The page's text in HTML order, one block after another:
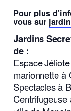
Pour plus
vous sur
Jardins
de :
Espace Jéliote
marionnette à
Spectaclesà
Centrifugeuse